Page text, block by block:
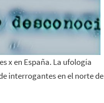
x en España. La ufología
interrogantes en el norte de